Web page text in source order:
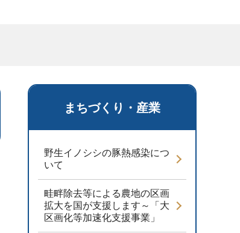
まちづくり・産業
野生イノシシの豚熱感染につ
いて
畦畔除去等による農地の区画
拡大を国が支援します～「大
区画化等加速化支援事業」